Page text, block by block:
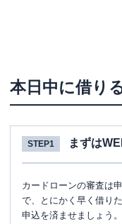
本日中に借り
STEP1 まずは
カードローンの審査は
で、とにかく早く借り
申込を済ませましょう